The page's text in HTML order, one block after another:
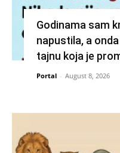
Godinama sam
napustila, a
tajnu koja je
Portal - August 8, 2026